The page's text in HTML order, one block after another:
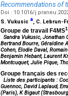
Recommendations of
Doi : 10.1016/
S. Vukusic a, C. Lebrun-
Groupe de travail F4MS1
Sandra Vukusic, Jonathan
Bertrand Bourre, Géraldine
Cohen, Elodie Daval,
Benjamin Hebant, Laurent
Montcuquet, Julie Pique,
Groupe français des
Liste des participants :
Guennoc, David Laplaud,
(Paris), K Bigaut